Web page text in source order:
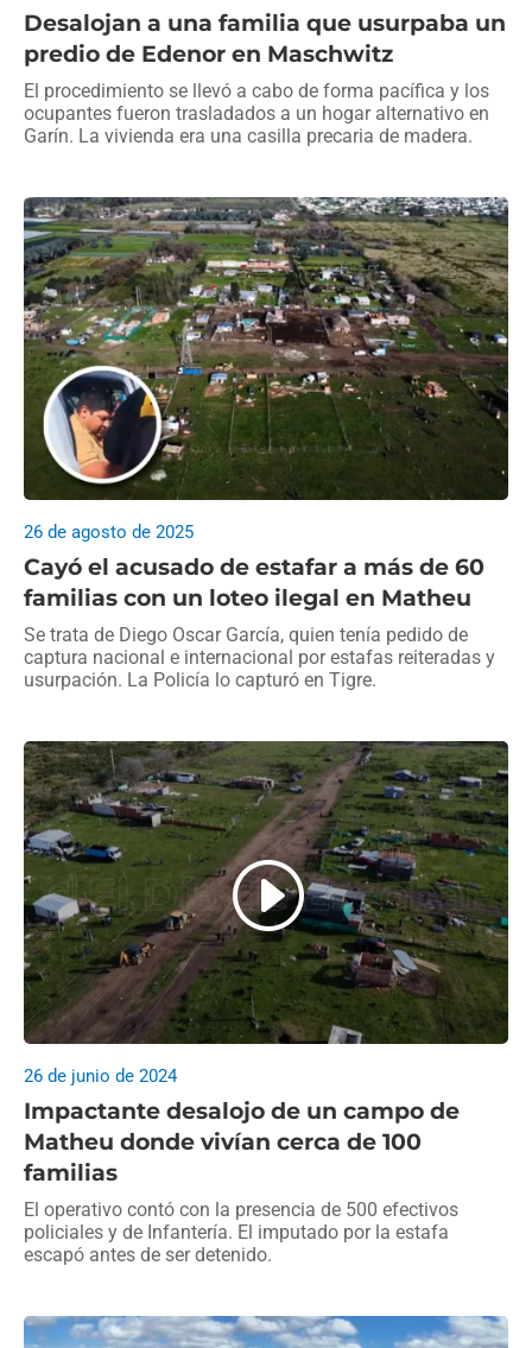
Desalojan a una familia que usurpaba un
predio de Edenor en Maschwitz
El procedimiento se llevó a cabo de forma pacífica y los
ocupantes fueron trasladados a un hogar alternativo en
Garín. La vivienda era una casilla precaria de madera.
Cayó el acusado de estafar a más de 60
familias con un loteo ilegal en Matheu
26 de agosto de 2025
Se trata de Diego Oscar García, quien tenía pedido de
captura nacional e internacional por estafas reiteradas y
usurpación. La Policía lo capturó en Tigre.
Impactante desalojo de un campo de
Matheu donde vivían cerca de 100
familias
26 de junio de 2024
El operativo contó con la presencia de 500 efectivos
policiales y de Infantería. El imputado por la estafa
escapó antes de ser detenido.